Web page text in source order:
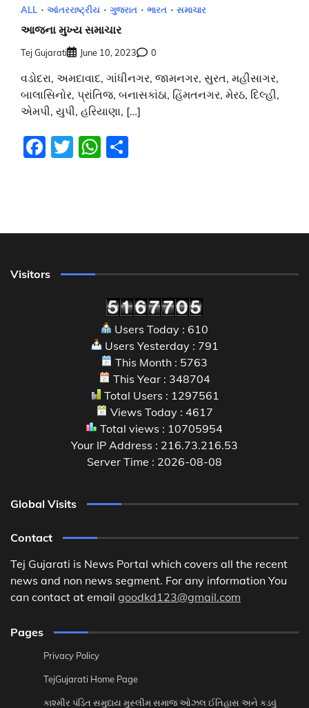
ALL આંતરરાષ્ટ્રીય ગુજરાત ભારત સમાચાર
આજના મુખ્ય સમાચાર
Tej Gujarati June 10, 2023 0
વડોદરા, અમદાવાદ, ગાંધીનગર, જામનગર, સુરત, મહીસાગર,
બાલાસિનોર, પ્રાંતિજ, બનાસકાંઠા, હિંમતનગર, મેરઠ, દિલ્હી,
એમપી, યુપી, હરિયાણા, […]
Facebook
TwitterWhatsApp
Visitors
Users Today : 610
Users Yesterday : 791
This Month : 5763
This Year : 348704
Total Users : 1297561
Views Today : 4617
Total views : 10705954
Your IP Address : 216.73.216.53
Server Time : 2026-08-08
Global Visits
Contact
Tej Gujarati is News Portal which covers all the recent
news and non news segment. For any information You
can contact at email goodkd123@gmail.com
Pages
Privacy Policy
TejGujarati Home Page
કાશ્મીર પંડિત સમુદાય મુસ્લીમ સમાજ ઓઝલ ઈતિહાસ અને કડવું